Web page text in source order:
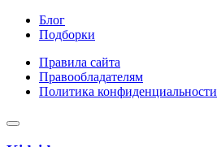
Блог
Подборки
Правила сайта
Правообладателям
Политика конфиденциальности